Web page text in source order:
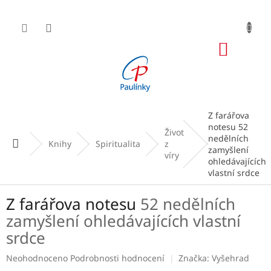
obsah
Domů Knihy Spiritualita
Život
z
víry
Z farářova
notesu 52
nedělních
zamyšlení
ohledávajících
vlastní srdce
Z farářova notesu 52 nedělních
zamyšlení ohledávajících vlastní
srdce
Průměrné
Neohodnoceno Podrobnosti hodnocení Značka: Vyšehrad